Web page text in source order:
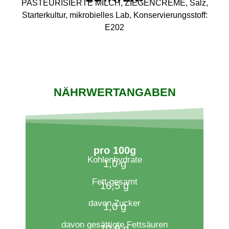
PASTEURISIERTE MILCH, ZIEGENCREME, Salz,
Starterkultur, mikrobielles Lab, Konservierungsstoff:
E202
NÄHRWERTANGABEN
pro 100g​
Kohlenhydrate
1,0 g
Fett gesamt
16,5 g
davon Zucker
1,0 g
davon gesättigte Fettsäuren